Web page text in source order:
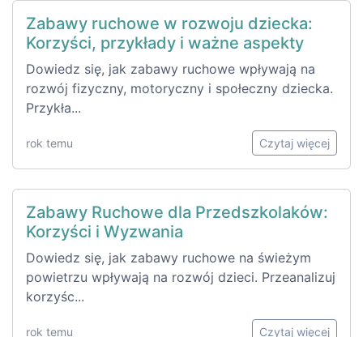
Zabawy ruchowe w rozwoju dziecka:
Korzyści, przykłady i ważne aspekty
Dowiedz się, jak zabawy ruchowe wpływają na
rozwój fizyczny, motoryczny i społeczny dziecka.
Przykła...
rok temu Czytaj więcej
Zabawy Ruchowe dla Przedszkolaków:
Korzyści i Wyzwania
Dowiedz się, jak zabawy ruchowe na świeżym
powietrzu wpływają na rozwój dzieci. Przeanalizuj
korzyśc...
rok temu Czytaj więcej